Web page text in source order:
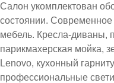
Салон укомплектован
состоянии.
мебель. Кресла-диваны,
парикмахерская мойка,
Lenovo, кухонный
профессиональные